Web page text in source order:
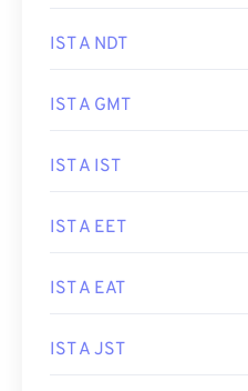
IST A NDT
IST A GMT
IST A IST
IST A EET
IST A EAT
IST A JST